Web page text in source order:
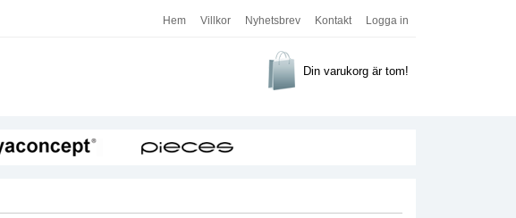
Hem Villkor Nyhetsbrev Kontakt Logga in
Din varukorg är tom!